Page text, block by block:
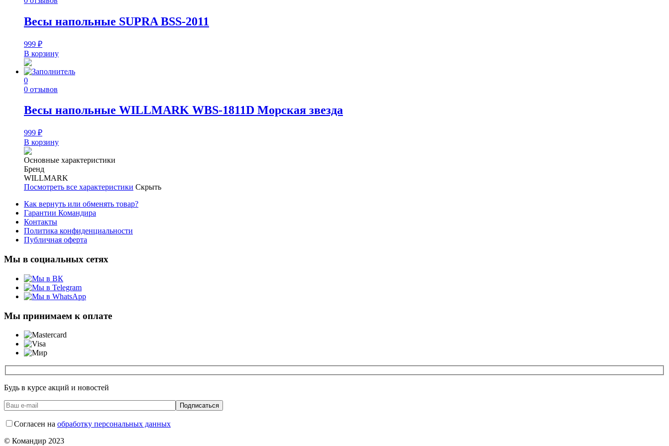
Весы напольные SUPRA BSS-2011
999 ₽
В корзину
0
0 отзывов
Весы напольные WILLMARK WBS-1811D Морская звезда
999 ₽
В корзину
Основные характеристики
Бренд
WILLMARK
Посмотреть все характеристики Скрыть
Как вернуть или обменять товар?
Гарантии Командира
Контакты
Политика конфиденциальности
Публичная оферта
Мы в социальных сетях
Мы принимаем к оплате
Будь в курсе акций и новостей
Согласен на обработку персональных данных
© Командир 2023